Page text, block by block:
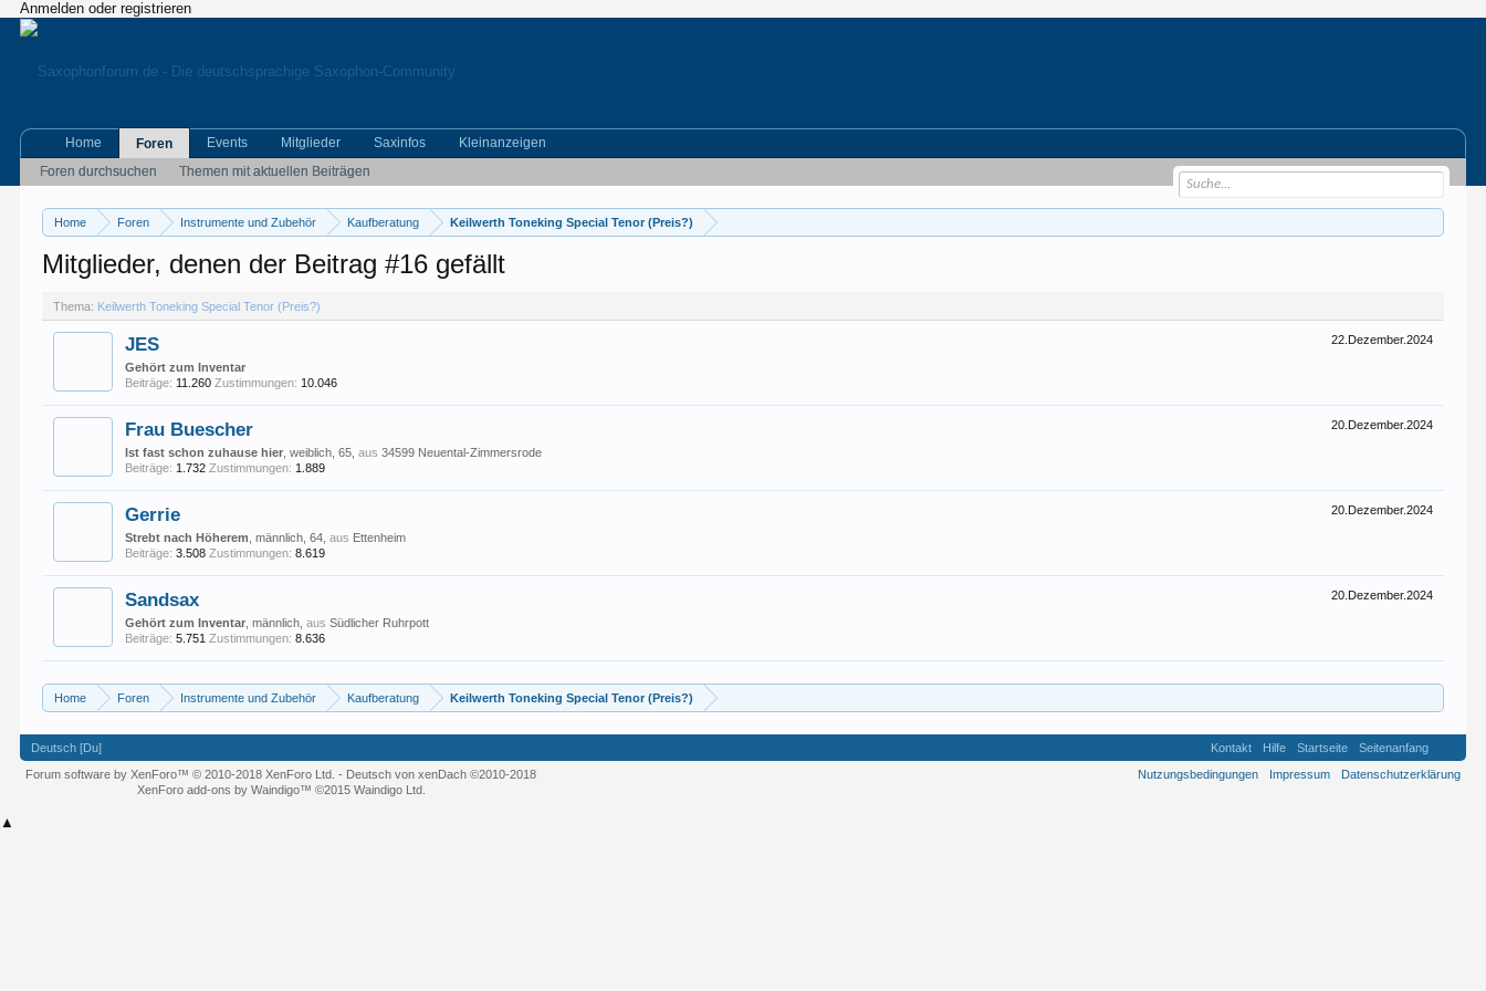
Anmelden oder registrieren
Home Foren Instrumente und Zubehör Kaufberatung Keilwerth Toneking Special Tenor (Preis?)
Mitglieder, denen der Beitrag #16 gefällt
Thema: Keilwerth Toneking Special Tenor (Preis?)
22.Dezember.2024
JES
Gehört zum Inventar
Beiträge: 11.260 Zustimmungen: 10.046
20.Dezember.2024
Frau Buescher
Ist fast schon zuhause hier , weiblich, 65,aus 34599 Neuental-Zimmersrode
Beiträge: 1.732 Zustimmungen: 1.889
20.Dezember.2024
Gerrie
Strebt nach Höherem , männlich, 64,aus Ettenheim
Beiträge: 3.508 Zustimmungen: 8.619
20.Dezember.2024
Sandsax
Gehört zum Inventar , männlich,aus Südlicher Ruhrpott
Beiträge: 5.751 Zustimmungen: 8.636
Home Foren Instrumente und Zubehör Kaufberatung Keilwerth Toneking Special Tenor (Preis?)
Home
Foren
Foren durchsuchen
Themen mit aktuellen Beiträgen
Events Mitglieder Saxinfos Kleinanzeigen
Deutsch [Du] Kontakt Hilfe Startseite
Seitenanfang
Nutzungsbedingungen
Impressum Datenschutzerklärung
Forum software by XenForo™© 2010-2018 XenForo Ltd. - Deutsch von xenDach©2010-2018
XenForo add-ons by Waindigo™ ©2015 Waindigo Ltd.
▲